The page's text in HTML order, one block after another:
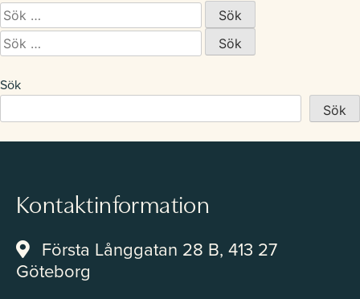
Övriga kurser
Studerande
Kontakt
Om Kvinnofolkhögskolan
Sök
efter:
Sök
efter:
Sök
Sök
Kontaktinformation
Första Långgatan 28 B, 413 27
Göteborg